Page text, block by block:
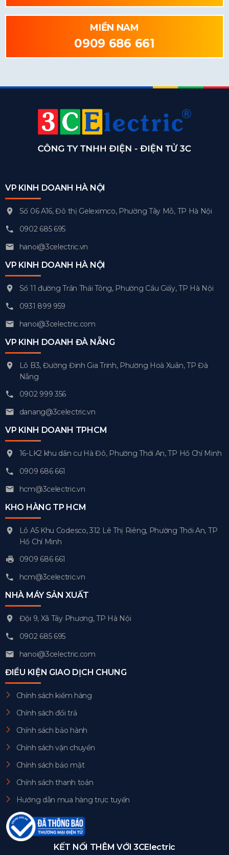
MIỀN NAM
0909 686 661
VP KINH DOANH HÀ NỘI
Số 06 A16, Đô thị Geleximco, Phường Tây Mỗ, TP Hà Nội
0902 685 695
hanoi@3celectric.vn
VP KINH DOANH HÀ NỘI
Số 11 đường Trần Thái Tông, Phường Cầu Giấy, TP Hà Nội
0931 899 959
hanoi@3celectric.com
VP KINH DOANH ĐÀ NẴNG
Lô B3, Đường Đinh Gia Trinh, Phường Hoà Xuân, TP Đà
Nẵng
0902 999 356
danang@3celectric.vn
VP KINH DOANH TPHCM
16-LK2 khu dân cư Hà Đô, Phường Thới An, TP Hồ Chí Minh
0909 686 661
hcm@3celectric.vn
KHO HÀNG TP HCM
Lô A5 Khu Codesco, 312 Lê Thị Riêng, Phường Thới An, TP
Hồ Chí Minh
0909 686 661
hcm@3celectric.vn
NHÀ MÁY SẢN XUẤT
Đội 9, Xã Tây Phương, TP Hà Nội
0902 685 695
hanoi@3celectric.com
ĐIỀU KIỆN GIAO DỊCH CHUNG
Chính sách kiểm hàng
Chính sách đổi trả
Chính sách bảo hành
Chính sách vận chuyển
Chính sách bảo mật
Chính sách thanh toán
Hướng dẫn mua hàng trực tuyến
KẾT NỐI THÊM VỚI 3CElectric